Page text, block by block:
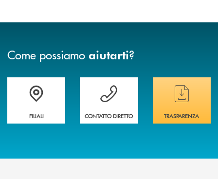
Come possiamo aiutarti?
Trova la filiale&nbsp; più vicina a te
FILIALI
Hai bisogno di assistenza immediata ?
CONTATTO DIRETTO
Hai bisogno di
TRASPARENZA